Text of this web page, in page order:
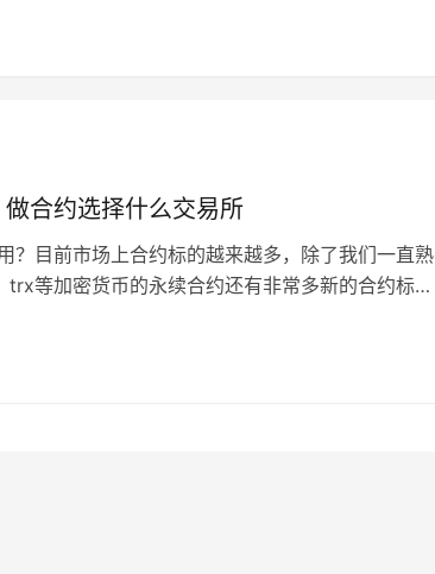
合约选择什么交易所
？目前市场上合约标的越来越多，除了我们一直熟
等加密货币的永续合约还有非常多新的合约标